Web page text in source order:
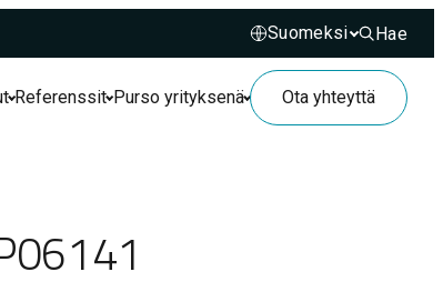
Hae
Hae
Referenssit Purso yrityksenä Ota yhteyttä